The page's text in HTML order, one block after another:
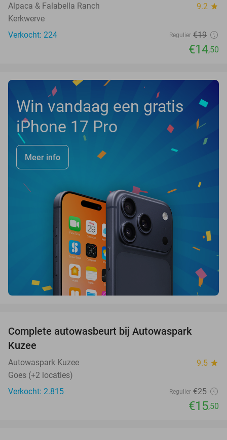
Alpaca & Falabella Ranch 9.2 star
Kerkwerve
Verkocht: 224
Regulier €19
€14,50
Win vandaag een gratis
iPhone 17 Pro
Meer info
Complete autowasbeurt bij Autowaspark
Kuzee
Autowaspark Kuzee 9.5 star
Goes (+2 locaties)
Verkocht: 2.815
Regulier €25
€15,50